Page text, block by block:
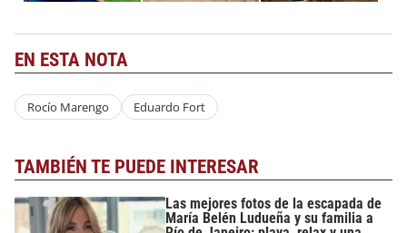
EN ESTA NOTA
Rocío Marengo Eduardo Fort
TAMBIÉN TE PUEDE INTERESAR
Las mejores fotos de la escapada de
María Belén Ludueña y su familia a